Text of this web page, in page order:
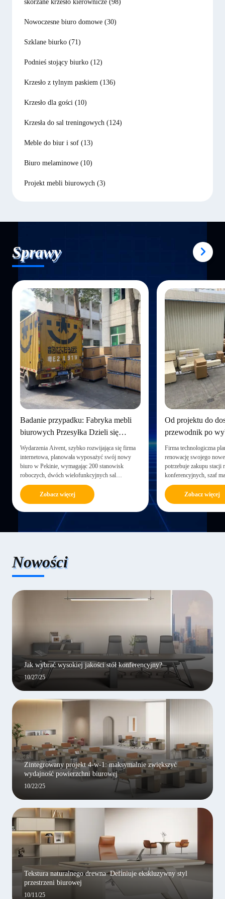
skórzane krzesło kierownicze (98)
Nowoczesne biuro domowe (30)
Szklane biurko (71)
Podnieś stojący biurko (12)
Krzesło z tylnym paskiem (136)
Krzesło dla gości (10)
Krzesła do sal treningowych (124)
Meble do biur i sof (13)
Biuro melaminowe (10)
Projekt mebli biurowych (3)
Sprawy
Badanie przypadku: Fabryka mebli
biurowych Przesyłka Dzieli się
przypadkami
Wydarzenia Aivent, szybko rozwijająca się firma
internetowa, planowała wyposażyć swój nowy
biuro w Pekinie, wymagając 200 stanowisk
roboczych, dwóch wielofunkcyjnych sal
konferencyjnych i recepcji.Aby zapewnić jakość i
terminowość, Aivent wybrał Ekintop Office
Furniture Factory's one-stop service ...
Zobacz więcej
Od projektu do
przewodnik po
mebli biurowych
Firma technologiczna
renowację swojego
potrzebuje zakupu stacji
konferencyjnych, szaf
ergonomicznych
jakości i projektu,
strony internetowej
Zobacz więcej
Nowości
Jak wybrać wysokiej jakości stół konferencyjny?
10/27/25
Zintegrowany projekt 4-w-1: maksymalnie zwiększyć
wydajność powierzchni biurowej
10/22/25
Tekstura naturalnego drewna: Definiuje ekskluzywny styl
przestrzeni biurowej
10/11/25